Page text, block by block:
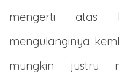
mengerti atas
mengulanginya
mungkin justru